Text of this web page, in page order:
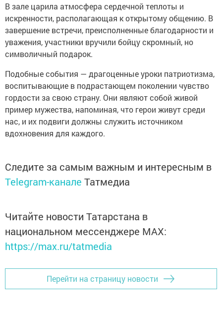
В зале царила атмосфера сердечной теплоты и
искренности, располагающая к открытому общению. В
завершение встречи, преисполненные благодарности и
уважения, участники вручили бойцу скромный, но
символичный подарок.
Подобные события — драгоценные уроки патриотизма,
воспитывающие в подрастающем поколении чувство
гордости за свою страну. Они являют собой живой
пример мужества, напоминая, что герои живут среди
нас, и их подвиги должны служить источником
вдохновения для каждого.
Следите за самым важным и интересным в
Telegram-канале Татмедиа
Читайте новости Татарстана в
национальном мессенджере MАХ:
https://max.ru/tatmedia
Перейти на страницу новости